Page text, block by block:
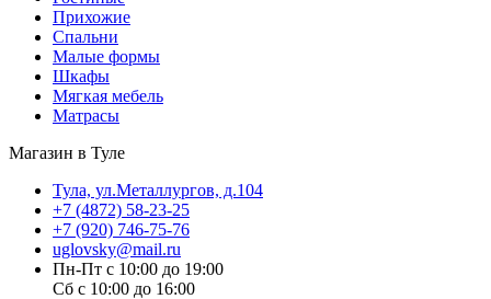
Прихожие
Спальни
Малые формы
Шкафы
Мягкая мебель
Матрасы
Магазин в Туле
Тула, ул.Металлургов, д.104
+7 (4872) 58-23-25
+7 (920) 746-75-76
uglovsky@mail.ru
Пн-Пт с 10:00 до 19:00
Сб с 10:00 до 16:00